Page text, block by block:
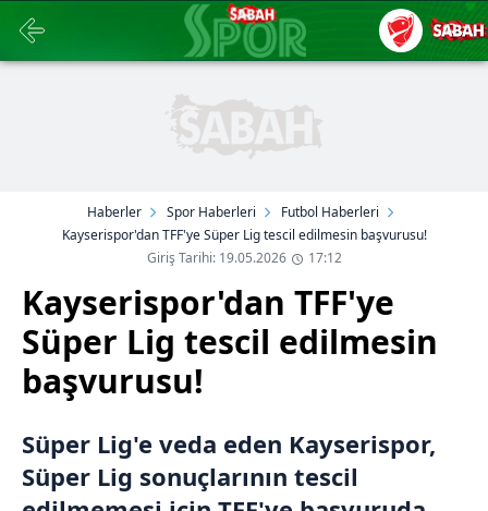
Haberler Spor Haberleri
Futbol Haberleri
Kayserispor'dan TFF'ye Süper Lig tescil edilmesin başvurusu!
Giriş Tarihi: 19.05.2026
17:12
Kayserispor'dan TFF'ye
Süper Lig tescil edilmesin
başvurusu!
Süper Lig'e veda eden Kayserispor,
Süper Lig sonuçlarının tescil